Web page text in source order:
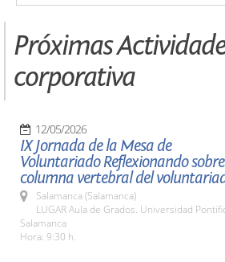
Próximas
corporativa
12/05/2026
IX Jornada de la Mesa de
Voluntariado Reflexionando
columna vertebral del
Salamanca (Salamanca)
LUGAR Aula de Grados. Universidad
Salamanca
Hora: 9:30 h.